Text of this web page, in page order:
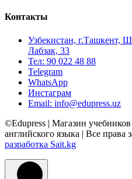
Контакты
Узбекистан, г.Ташкент,
Лабзак, 33
Тел: 90 022 48 88
Telegram
WhatsApp
Инстаграм
Email: info@edupress.uz
©Edupress | Магазин
английского языка | Все
разработка Sait.kg